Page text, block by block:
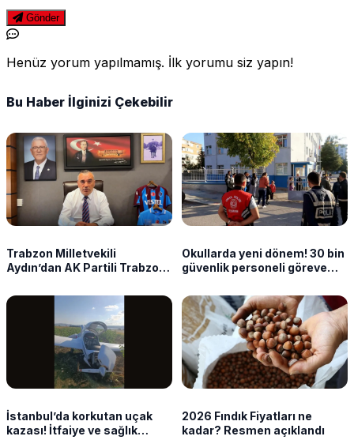
Gönder
Henüz yorum yapılmamış. İlk yorumu siz yapın!
Bu Haber İlginizi Çekebilir
Trabzon Milletvekili
Aydın’dan AK Partili Trabzon
“İmzanızı geri çekin!”
Okullarda yeni dönem! 30 bin
güvenlik personeli göreve
İstanbul’da korkutan uçak
kazası! İtfaiye ve sağlık
2026 Fındık Fiyatları ne
kadar? Resmen açıklandı